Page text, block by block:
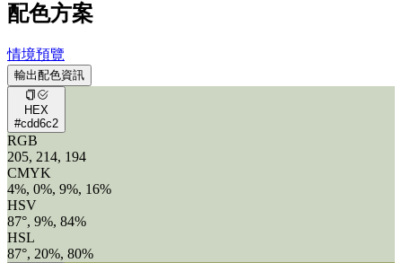
配色方案
情境預覽
輸出配色資訊
HEX
#cdd6c2
RGB
205, 214, 194
CMYK
4%, 0%, 9%, 16%
HSV
87°, 9%, 84%
HSL
87°, 20%, 80%